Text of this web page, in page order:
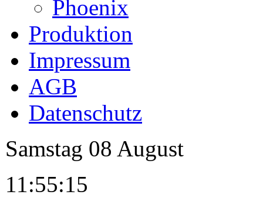
Phoenix
Produktion
Impressum
AGB
Datenschutz
Samstag 08 August
11:55:15